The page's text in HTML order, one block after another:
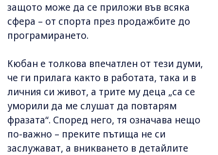
защото може да се приложи във всяка
сфера – от спорта през продажбите до
програмирането.
Кюбан е толкова впечатлен от тези думи,
че ги прилага както в работата, така и в
личния си живот, а трите му деца „са се
уморили да ме слушат да повтарям
фразата“. Според него, тя означава нещо
по-важно – преките пътища не си
заслужават, а вникването в детайлите